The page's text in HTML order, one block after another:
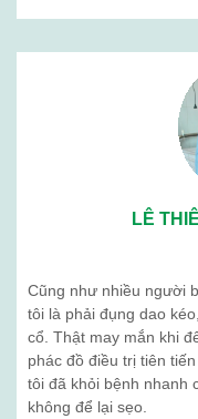
LÊ
Cũng như nhiều người
tôi là phải đụng dao
cổ. Thật may mắn khi
phác đồ điều trị tiên
tôi đã khỏi bệnh nhanh
không để lại sẹo.